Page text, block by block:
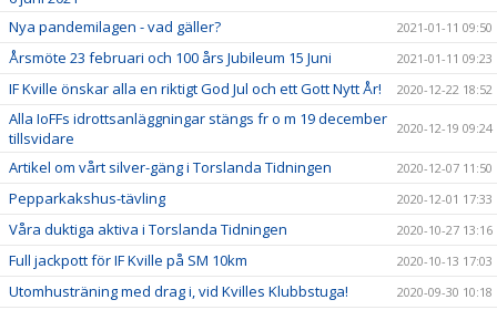
Nya pandemilagen - vad gäller?
2021-01-11 09:50
Årsmöte 23 februari och 100 års Jubileum 15 Juni 2021-01-11 09:23
IF Kville önskar alla en riktigt God Jul och ett Gott Nytt År! 2020-12-22 18:52
Alla IoFFs idrottsanläggningar stängs fr o m 19 december
tillsvidare
2020-12-19 09:24
Artikel om vårt silver-gäng i Torslanda Tidningen 2020-12-07 11:50
Pepparkakshus-tävling 2020-12-01 17:33
Våra duktiga aktiva i Torslanda Tidningen 2020-10-27 13:16
Full jackpott för IF Kville på SM 10km 2020-10-13 17:03
Utomhusträning med drag i, vid Kvilles Klubbstuga! 2020-09-30 10:18